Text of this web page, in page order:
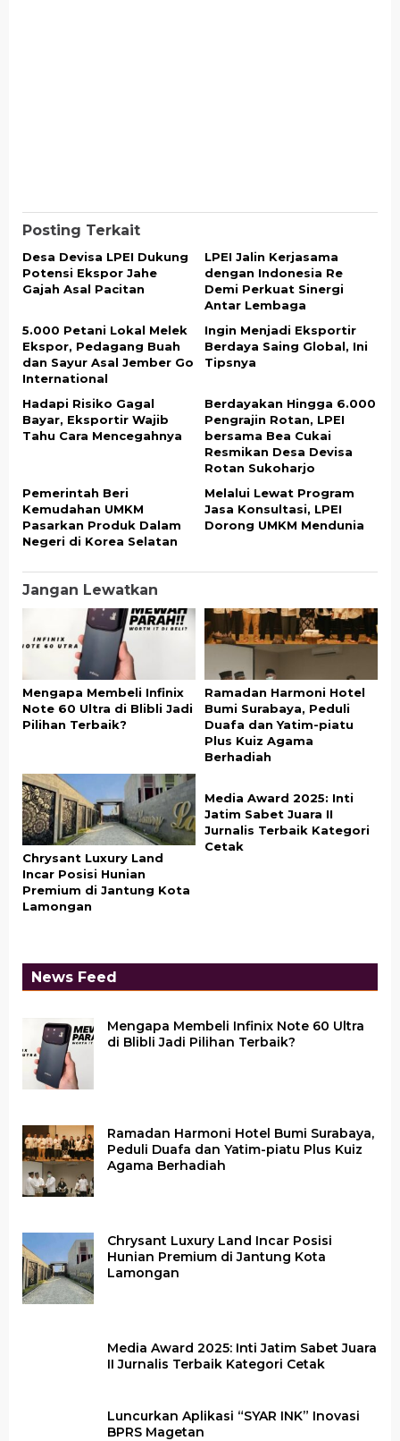
Posting Terkait
Desa Devisa LPEI Dukung
Potensi Ekspor Jahe
Gajah Asal Pacitan
LPEI Jalin Kerjasama
dengan Indonesia Re
Demi Perkuat Sinergi
Antar Lembaga
5.000 Petani Lokal Melek
Ekspor, Pedagang Buah
dan Sayur Asal Jember Go
International
Ingin Menjadi Eksportir
Berdaya Saing Global, Ini
Tipsnya
Hadapi Risiko Gagal
Bayar, Eksportir Wajib
Tahu Cara Mencegahnya
Berdayakan Hingga 6.000
Pengrajin Rotan, LPEI
bersama Bea Cukai
Resmikan Desa Devisa
Rotan Sukoharjo
Pemerintah Beri
Kemudahan UMKM
Pasarkan Produk Dalam
Negeri di Korea Selatan
Melalui Lewat Program
Jasa Konsultasi, LPEI
Dorong UMKM Mendunia
Jangan Lewatkan
Mengapa Membeli Infinix
Note 60 Ultra di Blibli Jadi
Pilihan Terbaik?
Ramadan Harmoni Hotel
Bumi Surabaya, Peduli
Duafa dan Yatim-piatu
Plus Kuiz Agama
Berhadiah
Chrysant Luxury Land
Incar Posisi Hunian
Premium di Jantung Kota
Lamongan
Media Award 2025: Inti
Jatim Sabet Juara II
Jurnalis Terbaik Kategori
Cetak
News Feed
Mengapa Membeli Infinix Note 60 Ultra
di Blibli Jadi Pilihan Terbaik?
Ramadan Harmoni Hotel Bumi Surabaya,
Peduli Duafa dan Yatim-piatu Plus Kuiz
Agama Berhadiah
Chrysant Luxury Land Incar Posisi
Hunian Premium di Jantung Kota
Lamongan
Media Award 2025: Inti Jatim Sabet Juara
II Jurnalis Terbaik Kategori Cetak
Luncurkan Aplikasi “SYAR INK” Inovasi
BPRS Magetan